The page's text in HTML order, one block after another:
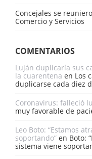
Concejales se
Comercio y Servicios
COMENTARIOS
Luján duplicaría sus
la cuarentena en Los
duplicarse cada diez
Coronavirus: falleció
muy favorable de
Leo Boto: “Estamos
soportando” en Boto:
sistema viene